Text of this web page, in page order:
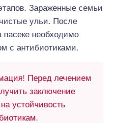
Зараженные семьи
ульи. После
пасеке необходимо
с антибиотиками.
Перед лечением
заключение
устойчивость